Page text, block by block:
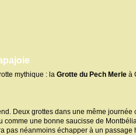
mythique : la Grotte du Pech Merle à
Deux grottes dans une même journée
une bonne saucisse de
pas néanmoins échapper à un passage